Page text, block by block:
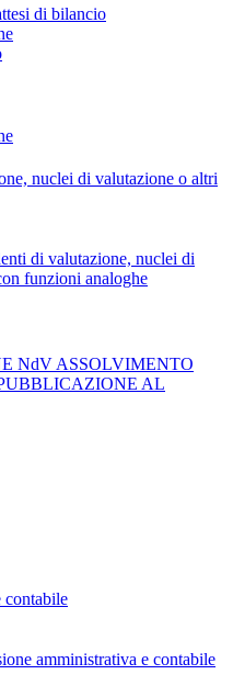
di bilancio
nuclei di valutazione o altri
di valutazione, nuclei di
funzioni analoghe
NdV ASSOLVIMENTO
AL
contabile
amministrativa e contabile